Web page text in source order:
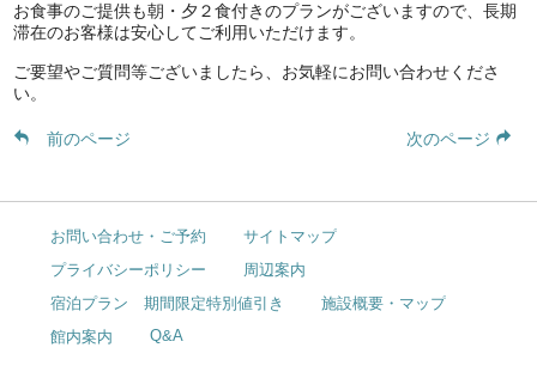
お食事のご提供も朝・夕２食付きのプランがございますので、長期
滞在のお客様は安心してご利用いただけます。
ご要望やご質問等ございましたら、お気軽にお問い合わせくださ
い。
前のページ 次のページ
お問い合わせ・ご予約
サイトマップ
プライバシーポリシー
周辺案内
宿泊プラン 期間限定特別値引き
施設概要・マップ
館内案内
Q&A